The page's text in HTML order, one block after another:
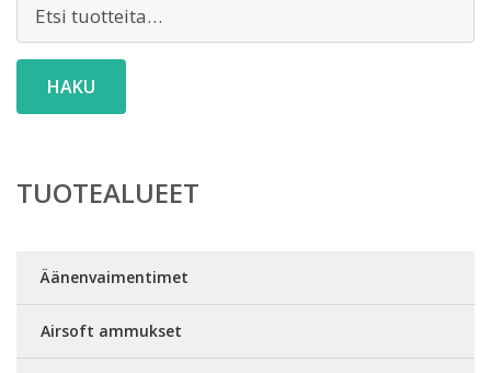
HAKU
TUOTEALUEET
Äänenvaimentimet
Airsoft ammukset